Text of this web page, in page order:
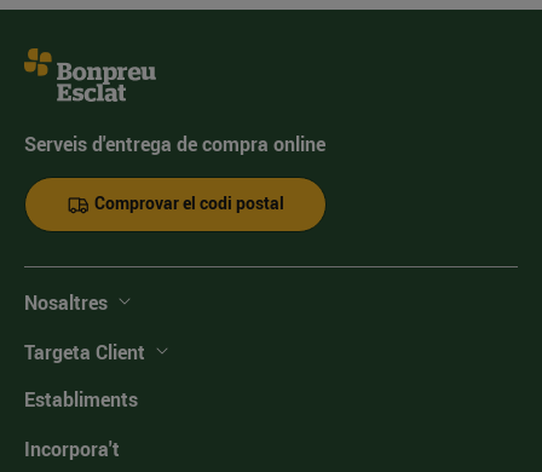
Serveis d'entrega de compra online
Comprovar el codi postal
Nosaltres
Targeta Client
Establiments
Incorpora't